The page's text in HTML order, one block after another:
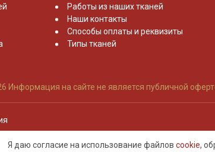
Я даю согласие на использование файлов cookie,
Работы из наших тканей
Наши контакты
Способы оплаты и реквизиты
Типы тканей
Информация на сайте не является публичной
данных